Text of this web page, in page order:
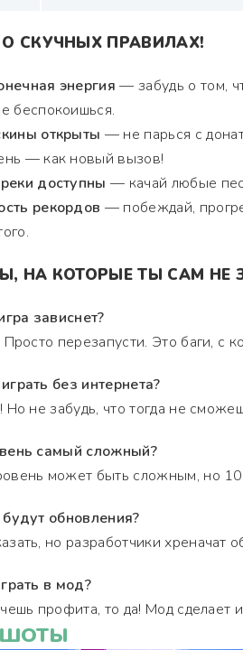
СКУЧНЫХ ПРАВИЛАХ!
энергия — забудь о том,
беспокоишься.
открыты — не парься с
— как новый вызов!
доступны — качай любые
рекордов — побеждай,
НА КОТОРЫЕ ТЫ САМ НЕ
зависнет?
перезапусти. Это баги, с
без интернета?
не забудь, что тогда не
самый сложный?
может быть сложным, но
обновления?
но разработчики хреначат
в мод?
профита, то да! Мод сделает